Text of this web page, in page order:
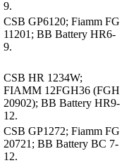
9.
CSB GP6120; Fiamm FG
11201; BB Battery HR6-
9.
CSB HR 1234W;
FIAMM 12FGH36 (FGH
20902); BB Battery HR9-
12.
CSB GP1272; Fiamm FG
20721; BB Battery BC 7-
12.